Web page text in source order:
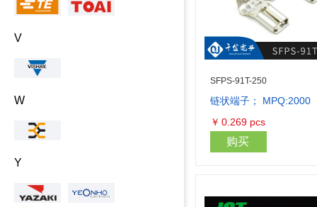
V
W
Y
SFPS-91T-250
链状端子； MPQ:2000
￥ 0.269 pcs
购买